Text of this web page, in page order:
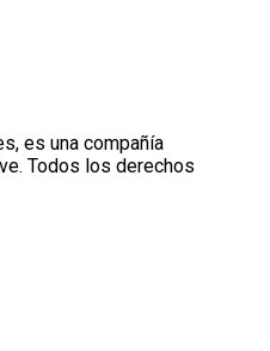
es una compañía
Todos los derechos